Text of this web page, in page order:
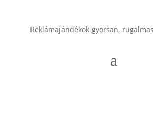
Reklámajándékok gyorsan,